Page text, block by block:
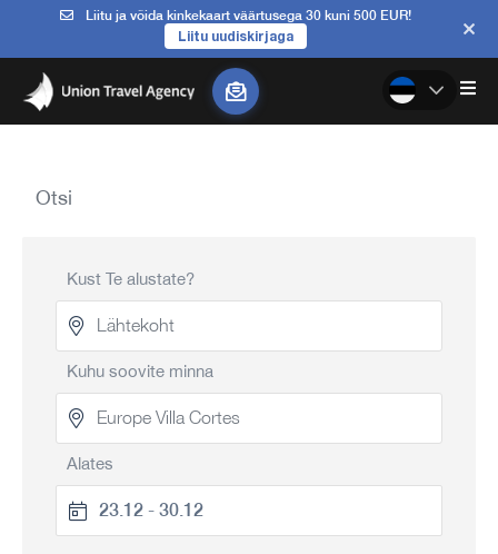
Liitu ja võida kinkekaart väärtusega 30 kuni 500 EUR!
Liitu uudiskirjaga
Otsi
Kust Te alustate?
Kuhu soovite minna
Alates